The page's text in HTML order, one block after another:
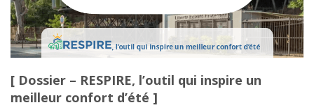
[ Dossier – RESPIRE, l’outil qui inspire un
meilleur confort d’été ]